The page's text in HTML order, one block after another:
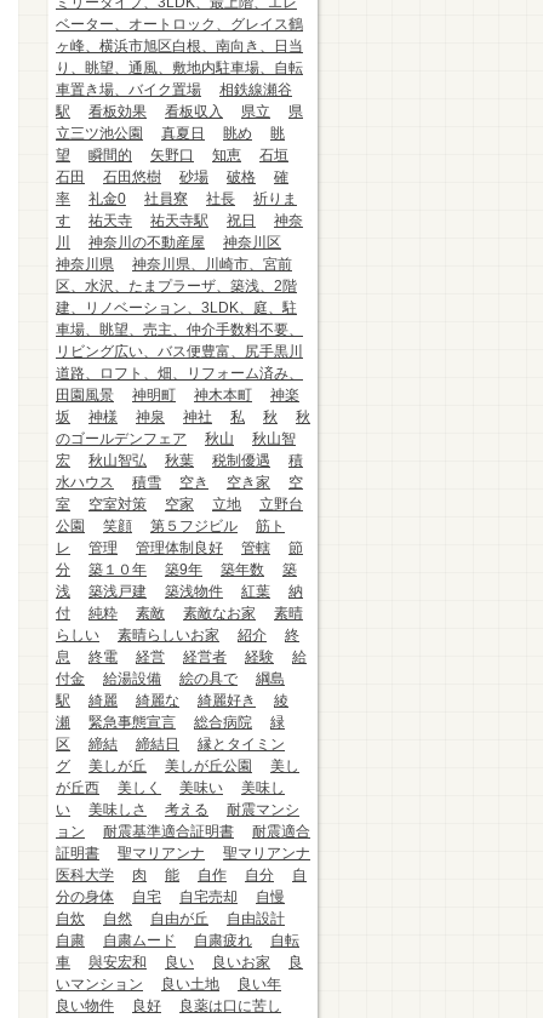
ベーター、オートロック、グレイス鶴
ヶ峰、横浜市旭区白根、南向き、日当
り、眺望、通風、敷地内駐車場、自転
車置き場、バイク置場
相鉄線瀬谷
駅
看板効果 看板収入 県立
県
立三ツ池公園
真夏日 眺め
眺
望
瞬間的 矢野口 知恵
石垣
石田
石田悠樹 砂場 破格
確
率
礼金0 社員寮 社長
祈りま
す
祐天寺 祐天寺駅 祝日
神奈
川
神奈川の不動産屋
神奈川区
神奈川県
神奈川県、川崎市、宮前
区、水沢、たまプラーザ、築浅、2階
建、リノベーション、3LDK、庭、駐
車場、眺望、売主、仲介手数料不要、
リビング広い、バス便豊富、尻手黒川
道路、ロフト、畑、リフォーム済み、
田園風景
神明町 神木本町
神楽
坂
神様 神泉 神社 私 秋
秋
のゴールデンフェア
秋山
秋山智
宏
秋山智弘 秋葉 税制優遇
積
水ハウス
積雪 空き 空き家
空
室
空室対策 空家 立地
立野台
公園
笑顔 第５フジビル
筋ト
レ
管理 管理体制良好 管轄
節
分
築１０年 築9年 築年数
築
浅
築浅戸建 築浅物件 紅葉
納
付
純粋 素敵 素敵なお家
素晴
らしい
素晴らしいお家 紹介
終
息
終電 経営 経営者 経験
給
付金
給湯設備 絵の具で
綱島
駅
綺麗 綺麗な 綺麗好き
綾
瀬
緊急事態宣言 総合病院
緑
区
締結 締結日
縁とタイミン
グ
美しが丘 美しが丘公園
美し
が丘西
美しく 美味い
美味し
い
美味しさ 考える
耐震マンシ
ョン
耐震基準適合証明書
耐震適合
証明書
聖マリアンナ
聖マリアンナ
医科大学
肉 能 自作 自分
自
分の身体
自宅 自宅売却
自慢
自炊
自然 自由が丘
自由設計
自粛
自粛ムード 自粛疲れ
自転
車
與安宏和 良い 良いお家
良
いマンション
良い土地
良い年
良い物件
良好
良薬は口に苦し